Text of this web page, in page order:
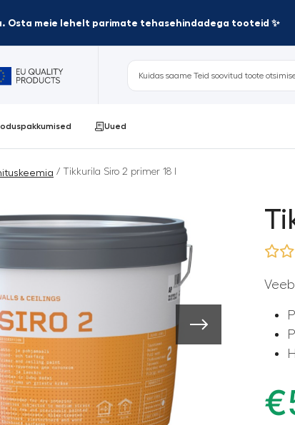
Osta meie lehelt parimate tehasehindadega tooteid ✨
Uued
/ Tikkurila Siro 2 primer 18 l
€